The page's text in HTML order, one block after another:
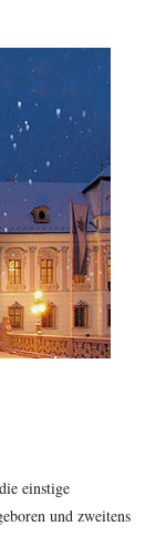
einstige
und zweitens